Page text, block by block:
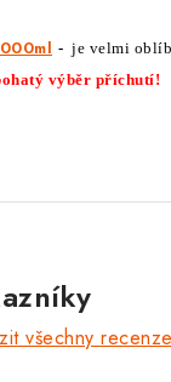
- je velmi
výběr příchutí!
všechny recenze